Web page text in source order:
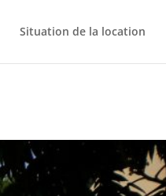
Situation de la location